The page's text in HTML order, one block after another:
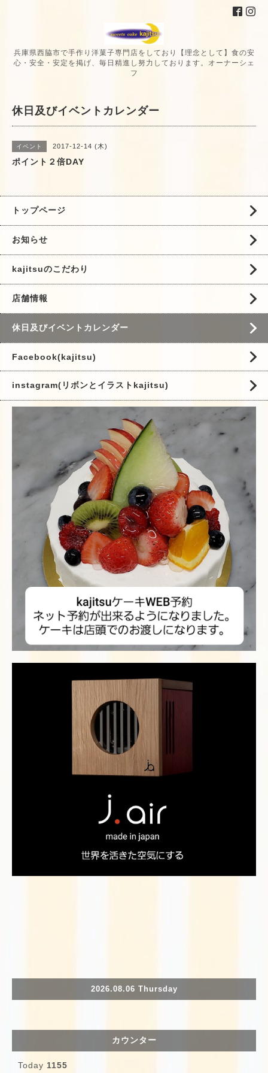
兵庫県西脇市で手作り洋菓子専門店をしており【理念として】食の安
心・安全・安定を掲げ、毎日精進し努力しております。オーナーシェ
フ
休日及びイベントカレンダー
イベント 2017-12-14 (木)
ポイント２倍DAY
トップページ
お知らせ
kajitsuのこだわり
店舗情報
休日及びイベントカレンダー
Facebook(kajitsu)
instagram(リボンとイラストkajitsu)
2026.08.06 Thursday
カウンター
Today 1155